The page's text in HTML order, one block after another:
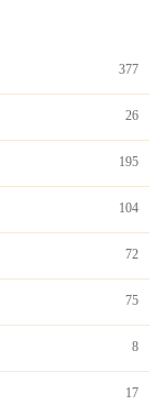
377
26
195
104
72
75
8
17